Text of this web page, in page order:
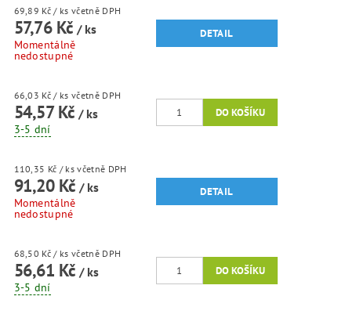
69,89 Kč/ ks včetně DPH
57,76 Kč/ ks
Momentálně
nedostupné
DETAIL
66,03 Kč/ ks včetně DPH
54,57 Kč/ ks
3-5 dní
110,35 Kč / ks včetně DPH
91,20 Kč/ ks
Momentálně
nedostupné
DETAIL
68,50 Kč/ ks včetně DPH
56,61 Kč/ ks
3-5 dní